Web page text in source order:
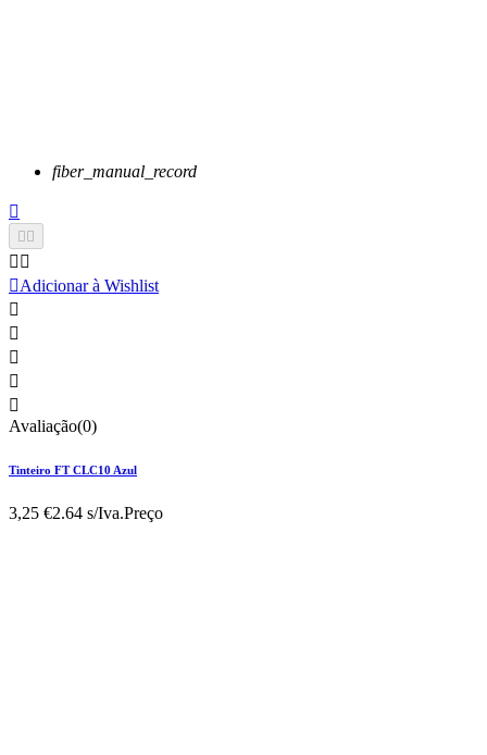
fiber_manual_record

 
 
Adicionar à Wishlist





Avaliação(0)
Tinteiro FT CLC10 Azul
3,25 €2.64 s/Iva.Preço